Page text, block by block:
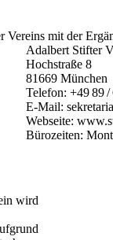
Adalbert Stifter
Hochstraße 8
81669 München
Telefon:+49 89 /
E-Mail:
Webseite:
Bürozeiten: